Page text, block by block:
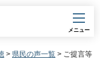
メニュー
> 県民の声一覧 > ご提言等